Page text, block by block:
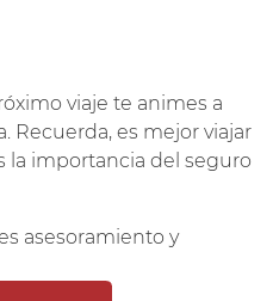
viaje te animes a
Recuerda, es mejor viajar
la importancia del seguro
asesoramiento y